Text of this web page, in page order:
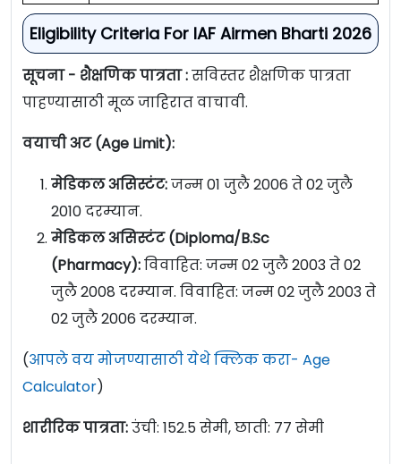
Eligibility Criteria For IAF Airmen Bharti 2026
सूचना - शैक्षणिक पात्रता :सविस्तर शैक्षणिक पात्रता
पाहण्यासाठी मूळ जाहिरात वाचावी.
वयाची अट (Age Limit):
मेडिकल असिस्टंट:जन्म 01 जुलै 2006 ते 02 जुलै
2010 दरम्यान.
मेडिकल असिस्टंट (Diploma/B.Sc
(Pharmacy):विवाहित: जन्म 02 जुलै 2003 ते 02
जुलै 2008 दरम्यान. विवाहित: जन्म 02 जुलै 2003 ते
02 जुलै 2006 दरम्यान.
(आपले वय मोजण्यासाठी येथे क्लिक करा- Age
Calculator)
शारीरिक पात्रता:उंची: 152.5 सेमी, छाती: 77 सेमी